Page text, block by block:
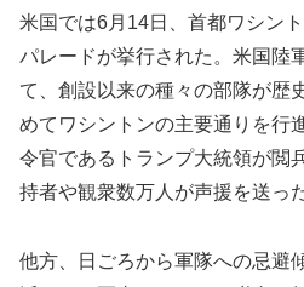
米国では6月14日、首都ワシン
パレードが挙行された。米国陸
て、創設以来の種々の部隊が歴
めてワシントンの主要通りを行
令官であるトランプ大統領が閲
持者や観衆数万人が声援を送った
他方、日ごろから軍隊への忌避